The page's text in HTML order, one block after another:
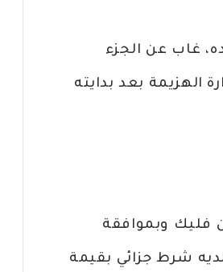
غاب عن الجزء
الهزيمة بعد بدايته
صريح من فليك وبموافقة
شرط جزائي بقيمة